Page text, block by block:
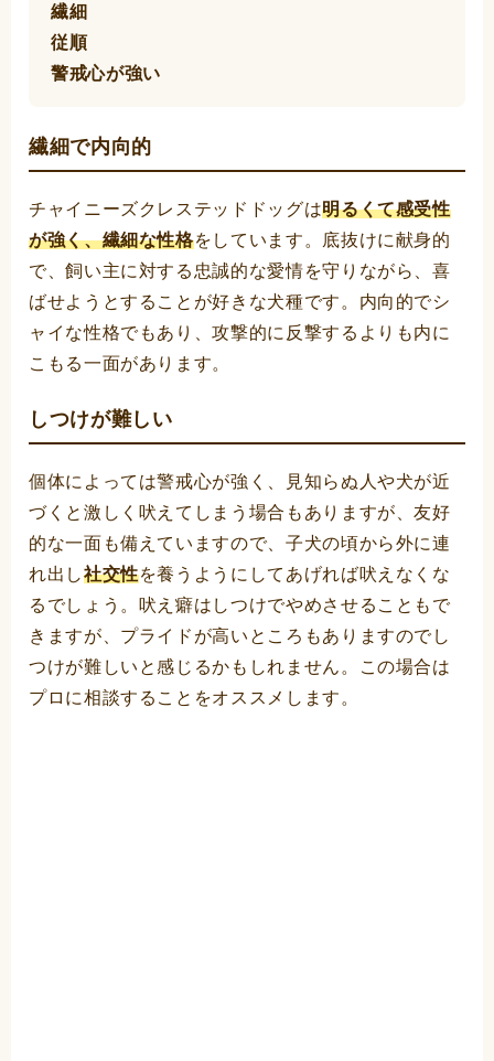
繊細
従順
警戒心が強い
繊細で内向的
チャイニーズクレステッドドッグは明るくて感受性
が強く、繊細な性格をしています。底抜けに献身的
で、飼い主に対する忠誠的な愛情を守りながら、喜
ばせようとすることが好きな犬種です。内向的でシ
ャイな性格でもあり、攻撃的に反撃するよりも内に
こもる一面があります。
しつけが難しい
個体によっては警戒心が強く、見知らぬ人や犬が近
づくと激しく吠えてしまう場合もありますが、友好
的な一面も備えていますので、子犬の頃から外に連
れ出し社交性を養うようにしてあげれば吠えなくな
るでしょう。吠え癖はしつけでやめさせることもで
きますが、プライドが高いところもありますのでし
つけが難しいと感じるかもしれません。この場合は
プロに相談することをオススメします。